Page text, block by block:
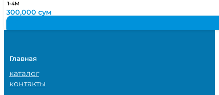
1-4М
300,000сум
Главная
каталог
контакты